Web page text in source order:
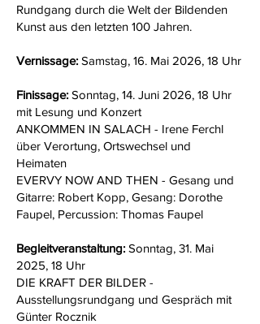
Rundgang durch die Welt der Bildenden
Kunst aus den letzten 100 Jahren.
Vernissage: Samstag, 16. Mai 2026, 18 Uhr
Finissage: Sonntag, 14. Juni 2026, 18 Uhr
mit Lesung und Konzert
ANKOMMEN IN SALACH - Irene Ferchl
über Verortung, Ortswechsel und
Heimaten
EVERVY NOW AND THEN - Gesang und
Gitarre: Robert Kopp, Gesang: Dorothe
Faupel, Percussion: Thomas Faupel
Begleitveranstaltung: Sonntag, 31. Mai
2025, 18 Uhr
DIE KRAFT DER BILDER -
Ausstellungsrundgang und Gespräch mit
Günter Rocznik